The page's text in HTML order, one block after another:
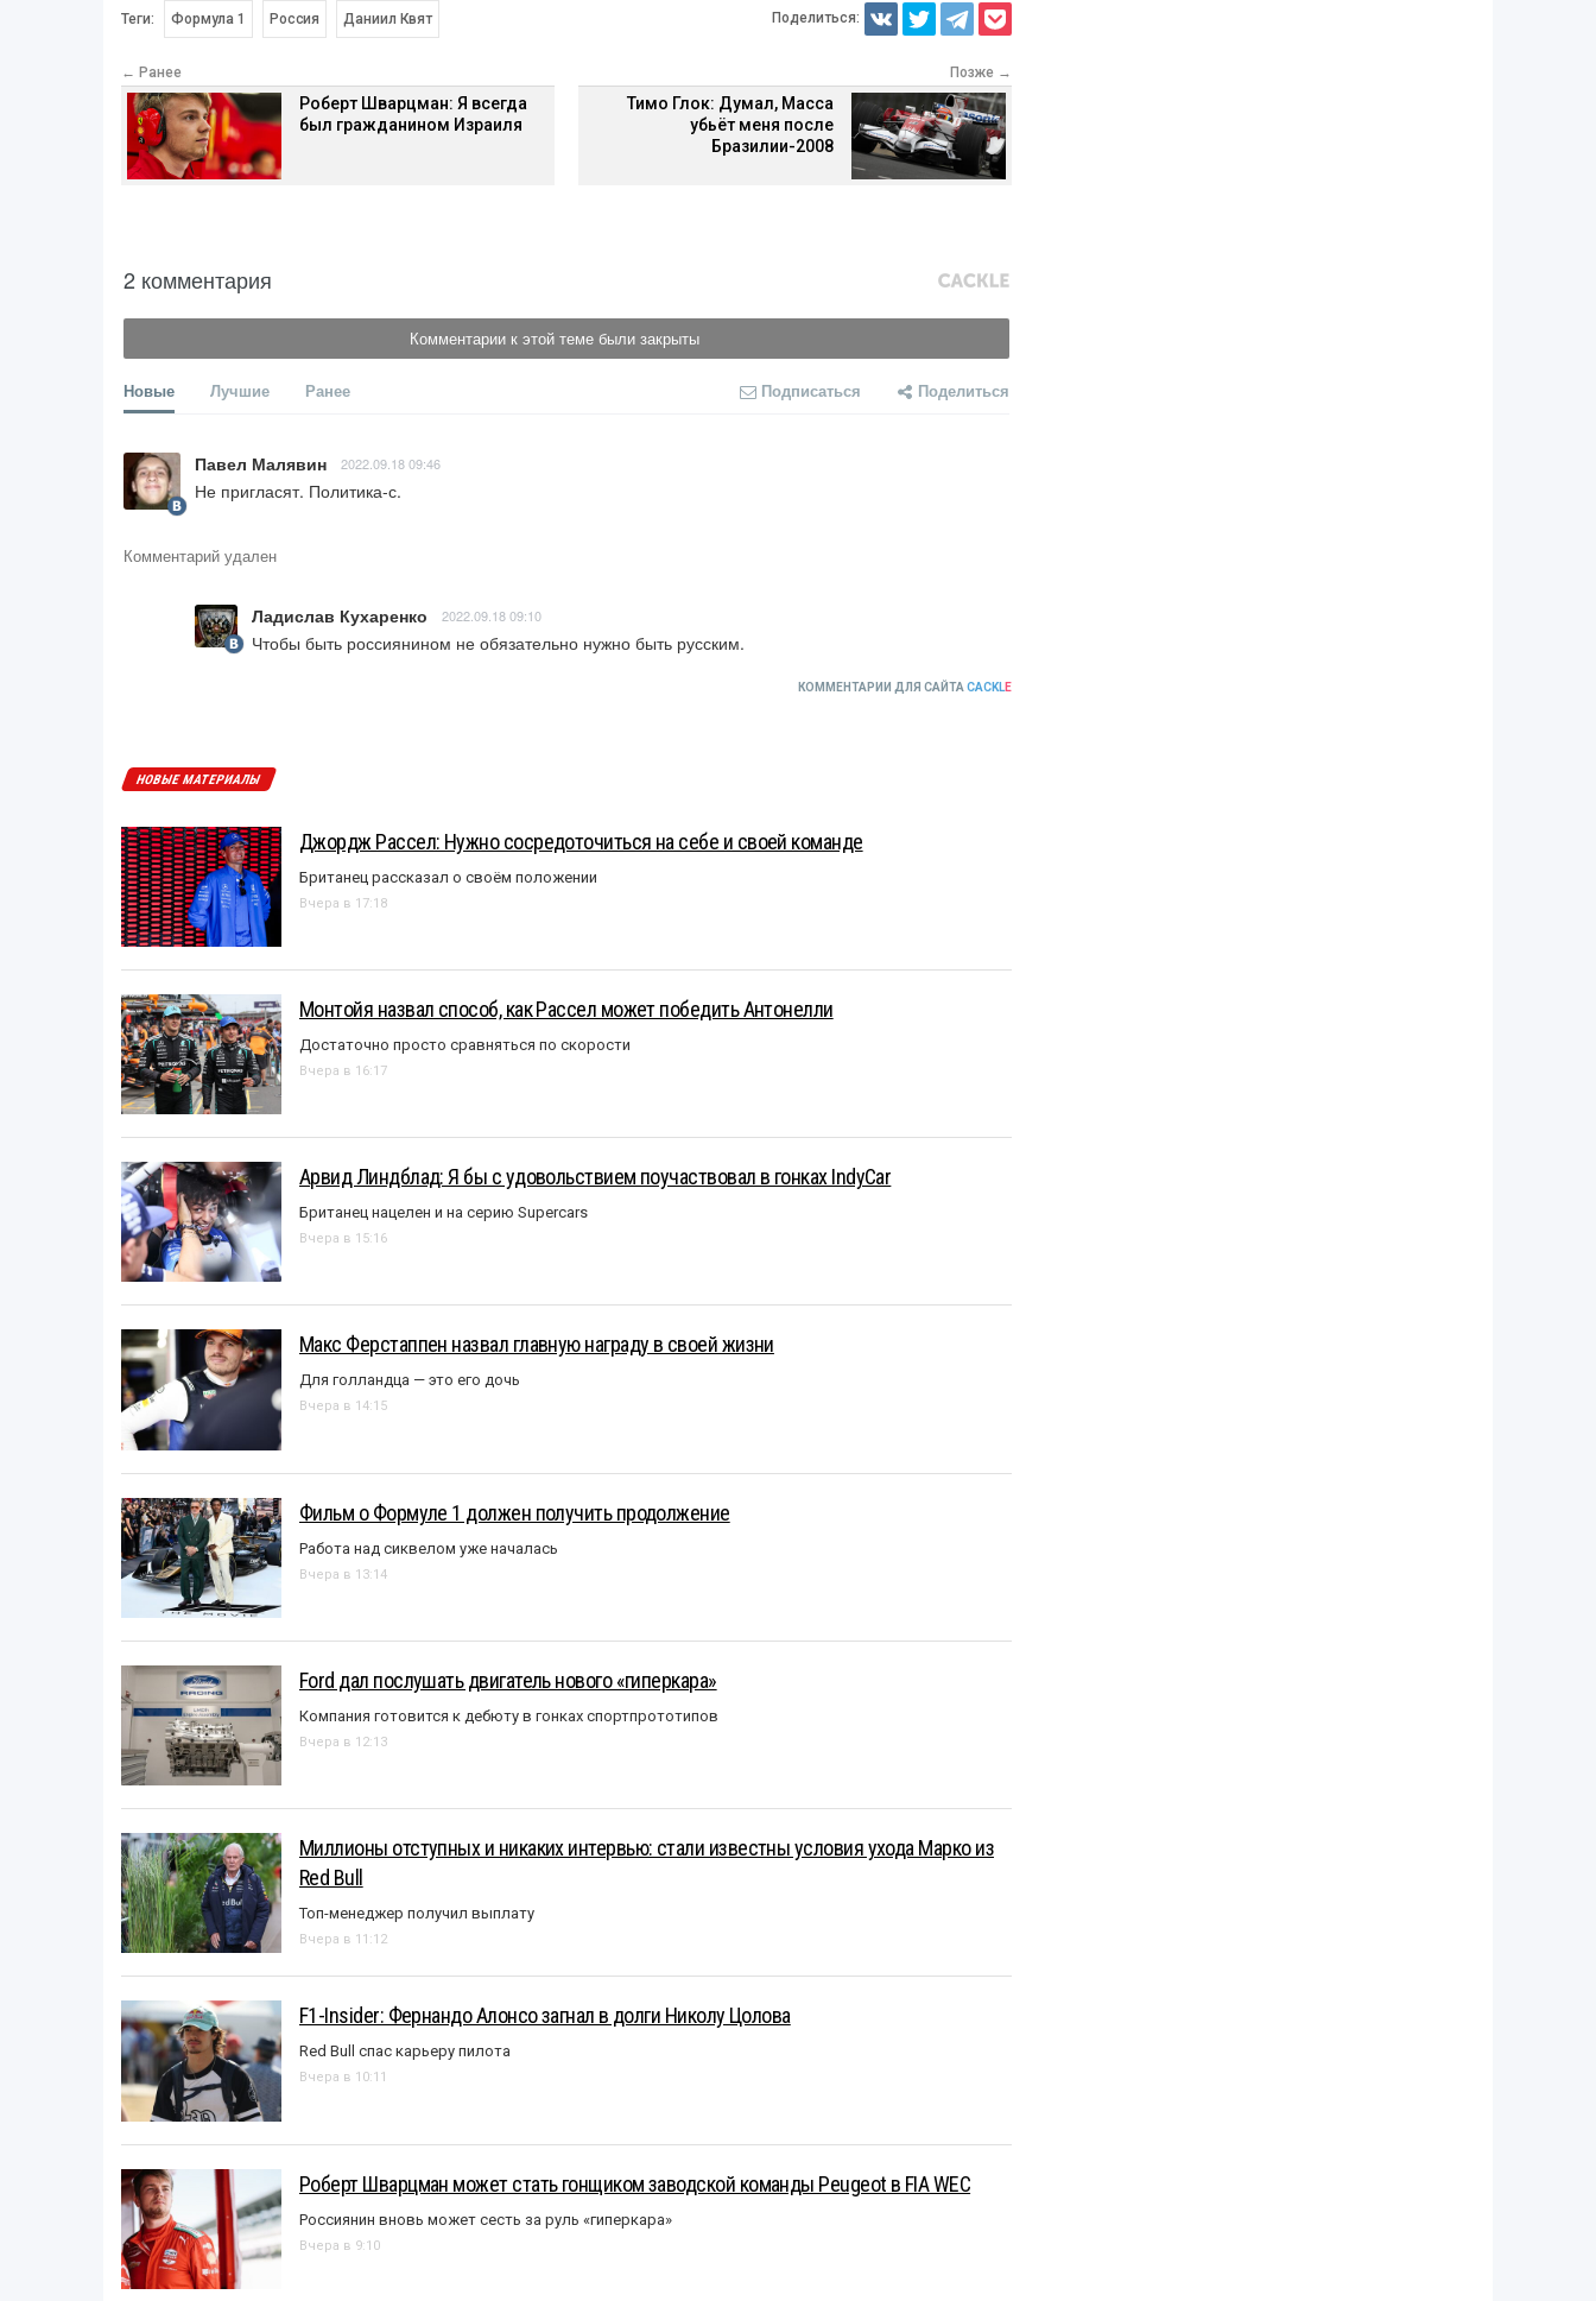
Теги: Формула 1 Россия Даниил Квят Поделиться:
← Ранее
Роберт Шварцман: Я всегда
был гражданином Израиля
Позже →
Тимо Глок: Думал, Масса
убьёт меня после
Бразилии-2008
2 комментария
Комментарии к этой теме были закрыты
Новые Лучшие Ранее Подписаться Поделиться
Павел Малявин 2022.09.18 09:46
Не пригласят. Политика-с.
Комментарий удален
Ладислав Кухаренко 2022.09.18 09:10
Чтобы быть россиянином не обязательно нужно быть русским.
КОММЕНТАРИИ ДЛЯ САЙТА CACKLE
НОВЫЕ МАТЕРИАЛЫ
Джордж Рассел: Нужно сосредоточиться на себе и своей команде
Британец рассказал о своём положении
Вчера в 17:18
Монтойя назвал способ, как Рассел может победить Антонелли
Достаточно просто сравняться по скорости
Вчера в 16:17
Арвид Линдблад: Я бы с удовольствием поучаствовал в гонках IndyCar
Британец нацелен и на серию Supercars
Вчера в 15:16
Макс Ферстаппен назвал главную награду в своей жизни
Для голландца — это его дочь
Вчера в 14:15
Фильм о Формуле 1 должен получить продолжение
Работа над сиквелом уже началась
Вчера в 13:14
Ford дал послушать двигатель нового «гиперкара»
Компания готовится к дебюту в гонках спортпрототипов
Вчера в 12:13
Миллионы отступных и никаких интервью: стали известны условия ухода Марко из
Red Bull
Топ-менеджер получил выплату
Вчера в 11:12
F1-Insider: Фернандо Алонсо загнал в долги Николу Цолова
Red Bull спас карьеру пилота
Вчера в 10:11
Роберт Шварцман может стать гонщиком заводской команды Peugeot в FIA WEC
Россиянин вновь может сесть за руль «гиперкара»
Вчера в 9:10